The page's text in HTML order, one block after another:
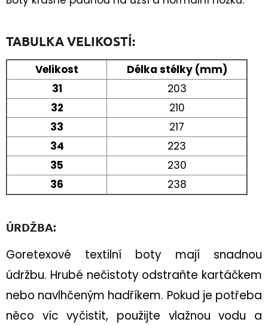
TABULKA VELIKOSTÍ:
Velikost
Délka stélky (mm)
31
203
32
210
33
217
34
223
35
230
36
238
ÚRDŽBA:
Goretexové textilní boty mají snadnou
údržbu. Hrubé nečistoty odstraňte kartáčkem
nebo navlhčeným hadříkem. Pokud je potřeba
něco víc vyčistit, použijte vlažnou vodu a